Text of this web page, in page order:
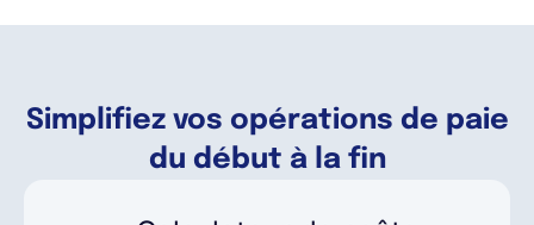
Simplifiez vos opérations de paie
du début à la fin